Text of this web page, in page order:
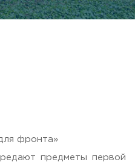
фронта»
предметы первой